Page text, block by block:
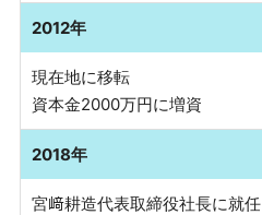
2012年
現在地に移転
資本金2000万円に増資
2018年
宮﨑耕造代表取締役社長に就任